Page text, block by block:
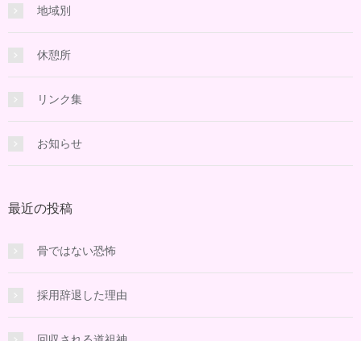
地域別
休憩所
リンク集
お知らせ
最近の投稿
骨ではない恐怖
採用辞退した理由